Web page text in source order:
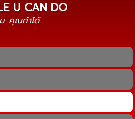
ม
ง
เนื้อหา
U CAN DO
ม คุณทำได้